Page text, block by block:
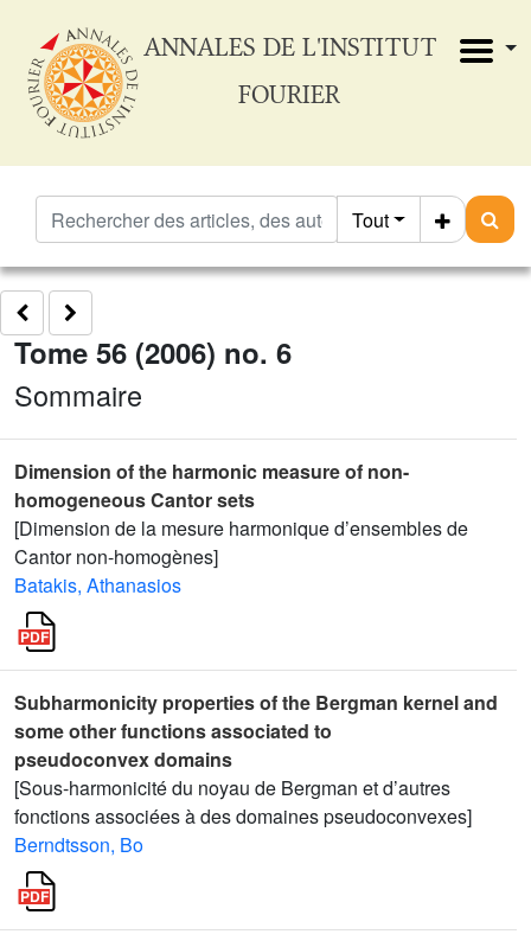
ANNALES DE L'INSTITUT
FOURIER
Tout
Tome 56 (2006) no. 6
Sommaire
Dimension of the harmonic measure of non-
homogeneous Cantor sets
[Dimension de la mesure harmonique d’ensembles de
Cantor non-homogènes]
Batakis, Athanasios
Subharmonicity properties of the Bergman kernel and
some other functions associated to
pseudoconvex domains
[Sous-harmonicité du noyau de Bergman et d’autres
fonctions associées à des domaines pseudoconvexes]
Berndtsson, Bo